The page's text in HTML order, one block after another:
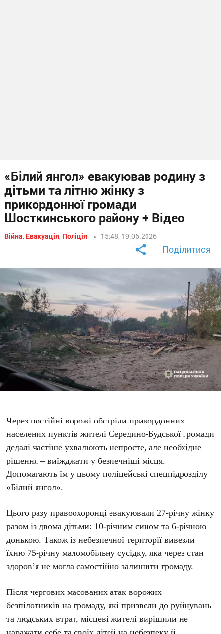
«Білий янгол» евакуював родину з
дітьми та літню жінку з
прикордонної громади
Шосткинського району + Відео
Війна, Евакуація, Поліція 15:48, 19.06.2026
Поділитися
Через постійні ворожі обстріли прикордонних
населених пунктів жителі Середино-Будської громади
дедалі частіше ухвалюють непросте, але необхідне
рішення – виїжджати у безпечніші місця.
Допомагають їм у цьому поліцейські спецпідрозділу
«Білий янгол».
Цього разу правоохоронці евакуювали 27-річну жінку
разом із двома дітьми: 10-річним сином та 6-річною
донькою. Також із небезпечної території вивезли
їхню 75-річну маломобільну сусідку, яка через стан
здоров’я не могла самостійно залишити громаду.
Після чергових масованих атак ворожих
безпілотників на громаду, які призвели до руйнувань
та людських втрат, місцеві жителі вирішили не
наражати себе та своїх дітей на небезпеку й